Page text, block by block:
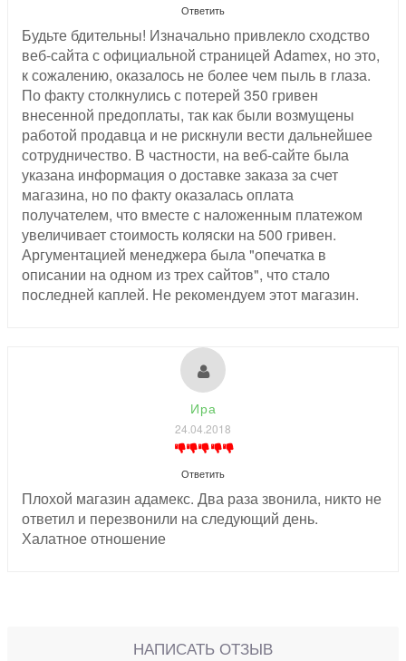
Ответить
Будьте бдительны! Изначально привлекло сходство
веб-сайта с официальной страницей Adamex, но это,
к сожалению, оказалось не более чем пыль в глаза.
По факту столкнулись с потерей 350 гривен
внесенной предоплаты, так как были возмущены
работой продавца и не рискнули вести дальнейшее
сотрудничество. В частности, на веб-сайте была
указана информация о доставке заказа за счет
магазина, но по факту оказалась оплата
получателем, что вместе с наложенным платежом
увеличивает стоимость коляски на 500 гривен.
Аргументацией менеджера была "опечатка в
описании на одном из трех сайтов", что стало
последней каплей. Не рекомендуем этот магазин.
Ира
24.04.2018
Ответить
Плохой магазин адамекс. Два раза звонила, никто не
ответил и перезвонили на следующий день.
Халатное отношение
НАПИСАТЬ ОТЗЫВ